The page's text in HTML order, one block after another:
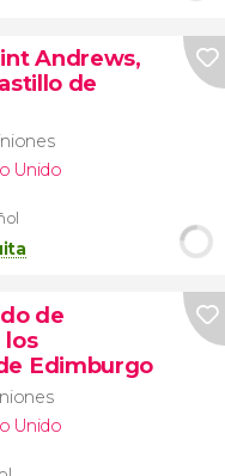
Andrews,
de
Unido
de
los
Edimburgo
Unido